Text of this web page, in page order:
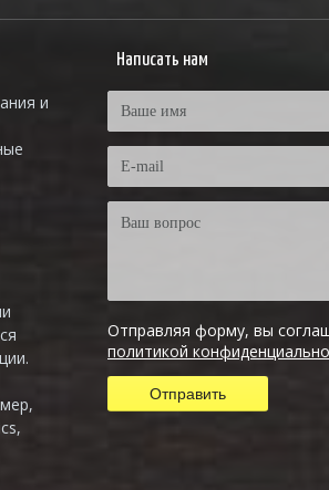
и
Написать нам
Отправляя форму, вы
политикой